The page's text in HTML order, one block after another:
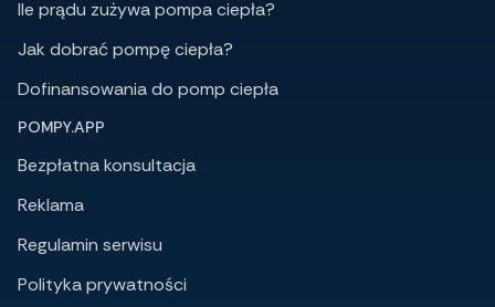
Ile prądu zużywa pompa ciepła?
Jak dobrać pompę ciepła?
Dofinansowania do pomp ciepła
POMPY.APP
Bezpłatna konsultacja
Reklama
Regulamin serwisu
Polityka prywatności